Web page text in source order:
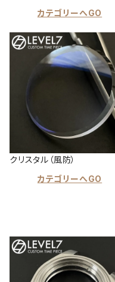
カテゴリーへGO
クリスタル（風防）
カテゴリーへGO